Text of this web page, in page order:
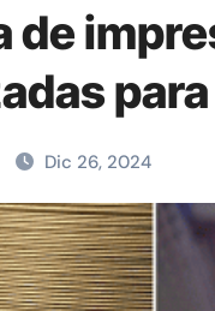
de
Dic 26, 2024